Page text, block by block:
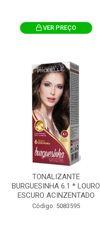
VER PREÇO
TONALIZANTE
BURGUESINHA 6.1 * LOURO
ESCURO ACINZENTADO
Código: 5083595